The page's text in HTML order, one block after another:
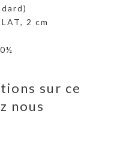
2 cm
sur ce
nous